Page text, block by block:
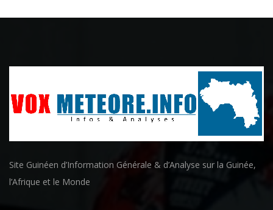
Site Guinéen d’Information Générale & d’Analyse sur la Guinée,
l’Afrique et le Monde